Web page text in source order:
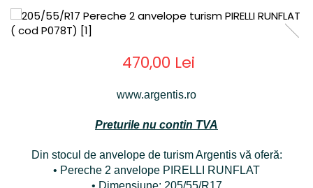
470,00 Lei
www.argentis.ro
Preturile nu contin TVA
Din stocul de anvelope de turism Argentis vă oferă:
• Pereche 2 anvelope PIRELLI RUNFLAT